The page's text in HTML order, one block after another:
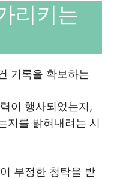
리키는
기록을 확보하는
이 행사되었는지,
지를 밝혀내려는 시
부정한 청탁을 받